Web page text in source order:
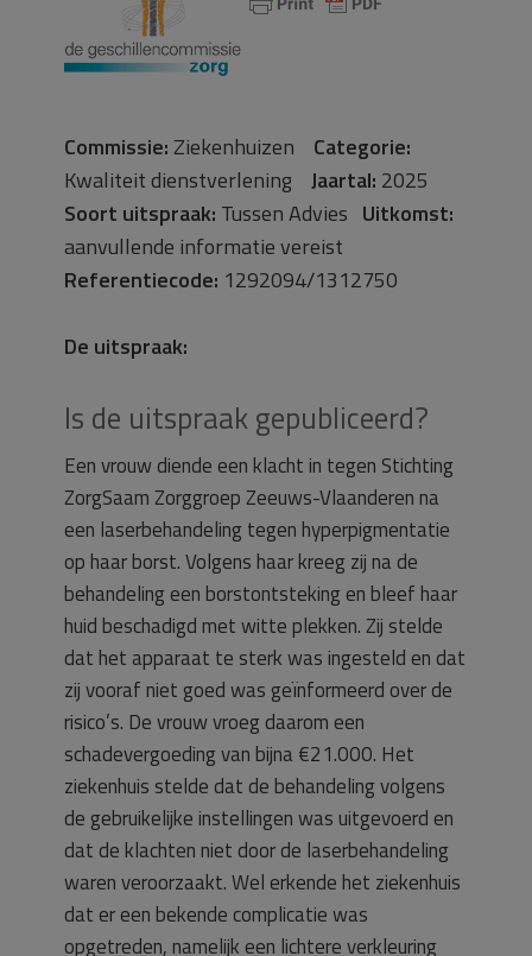
Commissie:Ziekenhuizen Categorie:
Kwaliteit dienstverlening Jaartal: 2025
Soort uitspraak: Tussen Advies Uitkomst:
aanvullende informatie vereist
Referentiecode: 1292094/1312750
De uitspraak:
Is de uitspraak gepubliceerd?
Een vrouw diende een klacht in tegen Stichting
ZorgSaam Zorggroep Zeeuws-Vlaanderen na
een laserbehandeling tegen hyperpigmentatie
op haar borst. Volgens haar kreeg zij na de
behandeling een borstontsteking en bleef haar
huid beschadigd met witte plekken. Zij stelde
dat het apparaat te sterk was ingesteld en dat
zij vooraf niet goed was geïnformeerd over de
risico’s. De vrouw vroeg daarom een
schadevergoeding van bijna €21.000. Het
ziekenhuis stelde dat de behandeling volgens
de gebruikelijke instellingen was uitgevoerd en
dat de klachten niet door de laserbehandeling
waren veroorzaakt. Wel erkende het ziekenhuis
dat er een bekende complicatie was
opgetreden, namelijk een lichtere verkleuring